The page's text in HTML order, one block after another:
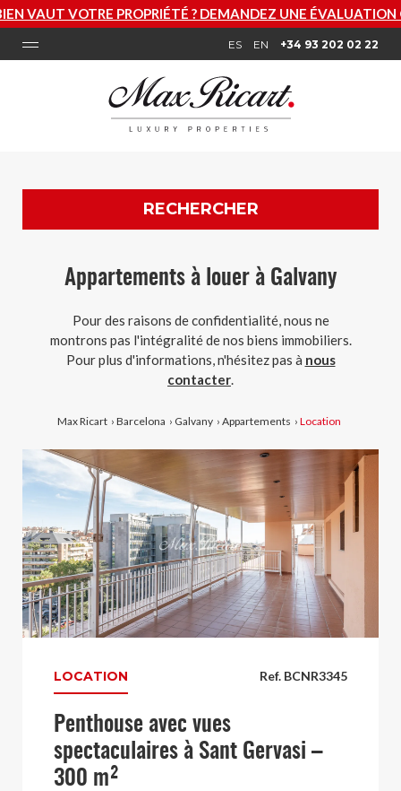
VOTRE PROPRIÉTÉ ? DEMANDEZ UNE ÉVALUATION
ES EN +34 93 202 02 22
RECHERCHER
Appartements à louer à Galvany
Pour des raisons de confidentialité, nous ne
montrons pas l'intégralité de nos biens immobiliers.
Pour plus d'informations, n'hésitez pas à nous
contacter.
Max Ricart › Barcelona › Galvany › Appartements › Location
Ref. BCNR3345
LOCATION
Penthouse avec vues
spectaculaires à Sant Gervasi –
300 m²